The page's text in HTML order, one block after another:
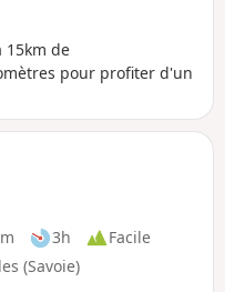
15km de
pour profiter d'un
3h
Facile
(Savoie)